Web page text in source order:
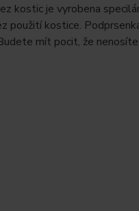
kostic je vyrobena
použití kostice.
mít pocit, že